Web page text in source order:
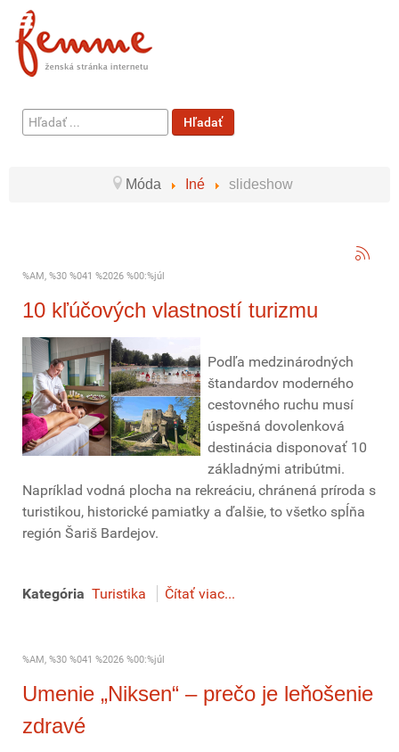
Hľadať
...
Hľadať
Móda Iné slideshow
%AM, %30 %041 %2026 %00:%júl
10 kľúčových vlastností turizmu
Podľa medzinárodných
štandardov moderného
cestovného ruchu musí
úspešná dovolenková
destinácia disponovať 10
základnými atribútmi.
Napríklad vodná plocha na rekreáciu, chránená príroda s
turistikou, historické pamiatky a ďalšie, to všetko spĺňa
región Šariš Bardejov.
Kategória Turistika Čítať viac...
%AM, %30 %041 %2026 %00:%júl
Umenie „Niksen“ – prečo je leňošenie
zdravé